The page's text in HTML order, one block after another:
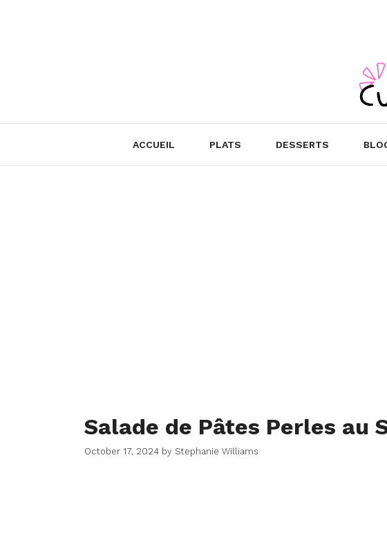
ACCUEIL PLATS DESSERTS
Salade de Pâtes Perles au
October 17, 2024 by Stephanie Williams